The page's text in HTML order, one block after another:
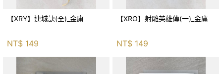
【XRY】連城訣(全)_金庸
NT$ 149
【XRO】射雕英雄傳(一)_金庸
NT$ 149